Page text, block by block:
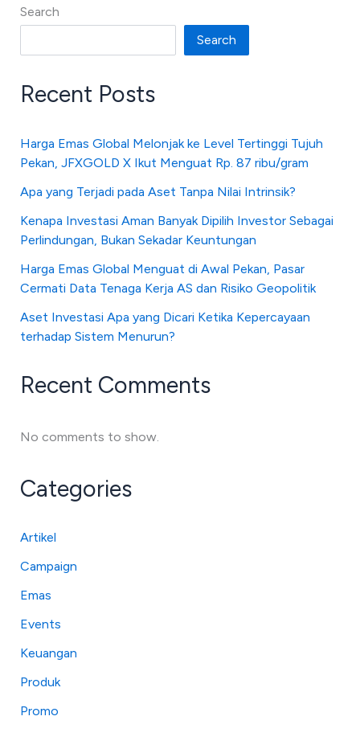
Search
Search
Recent Posts
Harga Emas Global Melonjak ke Level Tertinggi Tujuh
Pekan, JFXGOLD X Ikut Menguat Rp. 87 ribu/gram
Apa yang Terjadi pada Aset Tanpa Nilai Intrinsik?
Kenapa Investasi Aman Banyak Dipilih Investor Sebagai
Perlindungan, Bukan Sekadar Keuntungan
Harga Emas Global Menguat di Awal Pekan, Pasar
Cermati Data Tenaga Kerja AS dan Risiko Geopolitik
Aset Investasi Apa yang Dicari Ketika Kepercayaan
terhadap Sistem Menurun?
Recent Comments
No comments to show.
Categories
Artikel
Campaign
Emas
Events
Keuangan
Produk
Promo